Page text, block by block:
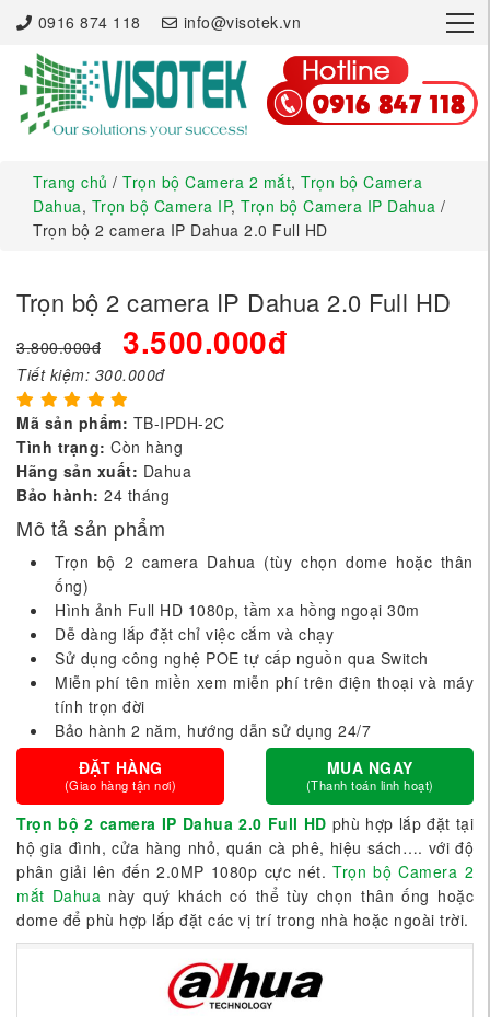
0916 874 118 info@visotek.vn ×
Trang chủ / Trọn bộ Camera 2 mắt, Trọn bộ Camera
Dahua, Trọn bộ Camera IP, Trọn bộ Camera IP Dahua /
Trọn bộ 2 camera IP Dahua 2.0 Full HD
Trọn bộ 2 camera IP Dahua 2.0 Full HD
3.800.000đ 3.500.000đ
Tiết kiệm: 300.000đ
Mã sản phẩm: TB-IPDH-2C
Tình trạng: Còn hàng
Hãng sản xuất: Dahua
Bảo hành: 24 tháng
Mô tả sản phẩm
Trọn bộ 2 camera Dahua (tùy chọn dome hoặc thân
ống)
Hình ảnh Full HD 1080p, tầm xa hồng ngoại 30m
Dễ dàng lắp đặt chỉ việc cắm và chạy
Sử dụng công nghệ POE tự cấp nguồn qua Switch
Miễn phí tên miền xem miễn phí trên điện thoại và máy
tính trọn đời
Bảo hành 2 năm, hướng dẫn sử dụng 24/7
ĐẶT HÀNG
(Giao hàng tận nơi)
MUA NGAY
(Thanh toán linh hoạt)
Trọn bộ 2 camera IP Dahua 2.0 Full HD phù hợp lắp đặt tại
hộ gia đình, cửa hàng nhỏ, quán cà phê, hiệu sách…. với độ
phân giải lên đến 2.0MP 1080p cực nét.Trọn bộ Camera 2
mắt Dahua này quý khách có thể tùy chọn thân ống hoặc
dome để phù hợp lắp đặt các vị trí trong nhà hoặc ngoài trời.